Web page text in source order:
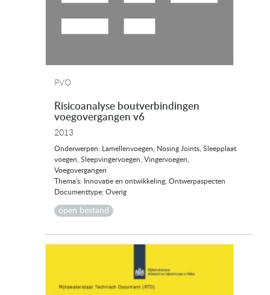
PVO
Risicoanalyse boutverbindingen
voegovergangen v6
2013
Onderwerpen: Lamellenvoegen, Nosing Joints, Sleepplaat
voegen, Sleepvingervoegen, Vingervoegen,
Voegovergangen
Thema's: Innovatie en ontwikkeling, Ontwerpaspecten
Documenttype: Overig
open bestand